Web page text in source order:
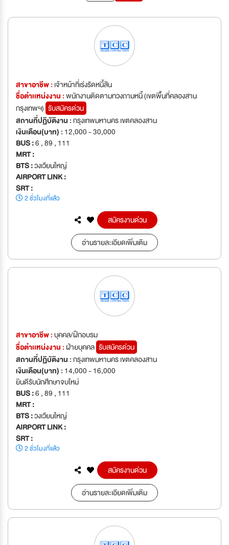
สาขาอาชีพ : เจ้าหน้าที่เร่งรัดหนี้สิน
ชื่อตำเเหน่งงาน :พนักงานติดตามทวงถามหนี้ (เขตพื้นที่คลองสาน
กรุงเทพฯ) รับสมัครด่วน
สถานที่ปฏิบัติงาน :กรุงเทพมหานคร เขตคลองสาน
เงินเดือน(บาท) : 12,000 - 30,000
BUS :6 , 89 , 111
MRT :
BTS :วงเวียนใหญ่
AIRPORT LINK :
SRT :
2 ชั่วโมงที่แล้ว
สมัครงานด่วน
อ่านรายละเอียดเพิ่มเติม
สาขาอาชีพ :บุคคล/ฝึกอบรม
ชื่อตำเเหน่งงาน :ฝ่ายบุคคล รับสมัครด่วน
สถานที่ปฏิบัติงาน :กรุงเทพมหานคร เขตคลองสาน
เงินเดือน(บาท) : 14,000 - 16,000
ยินดีรับนักศึกษาจบใหม่
BUS :6 , 89 , 111
MRT :
BTS :วงเวียนใหญ่
AIRPORT LINK :
SRT :
2 ชั่วโมงที่แล้ว
สมัครงานด่วน
อ่านรายละเอียดเพิ่มเติม